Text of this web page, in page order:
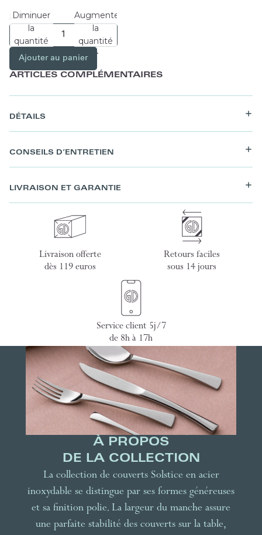
Lire plus
Diminuer
la
quantité
Augmenter
la
quantité
Ajouter au panier
ARTICLES COMPLÉMENTAIRES
DÉTAILS
CONSEILS D’ENTRETIEN
LIVRAISON ET GARANTIE
Livraison offerte
dès 119 euros
Retours faciles
sous 14 jours
Service client 5j/7
de 8h à 17h
À PROPOS
DE LA COLLECTION
La collection de couverts Solstice en acier
inoxydable se distingue par ses formes généreuses
et sa finition polie. La largeur du manche assure
une parfaite stabilité des couverts sur la table,